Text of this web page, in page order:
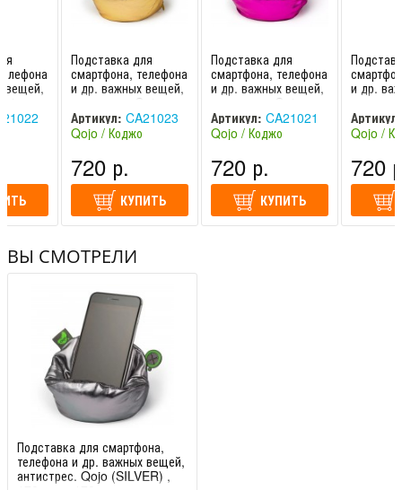
вещей,
x
Подставка для
смартфона, телефона
и др. важных вещей,
антистрес. Qojo
(GOLD) , 170mm x
170mm
Артикул: CA21023
Qojo / Коджо
720 р.
КУПИТЬ
Подставка для
смартфона, телефона
и др. важных вещей,
антистрес. Qojo
(FUCHSIA) , 170mm
x 17
Артикул: CA21021
Qojo / Коджо
720 р.
КУПИТЬ
и др.
170
Артикул:
Qojo /
720
ВЫ СМОТРЕЛИ
Подставка для смартфона,
телефона и др. важных вещей,
антистрес. Qojo (SILVER) ,